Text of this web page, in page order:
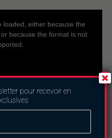
loaded, either because the
because the format is not
pour recevoir en